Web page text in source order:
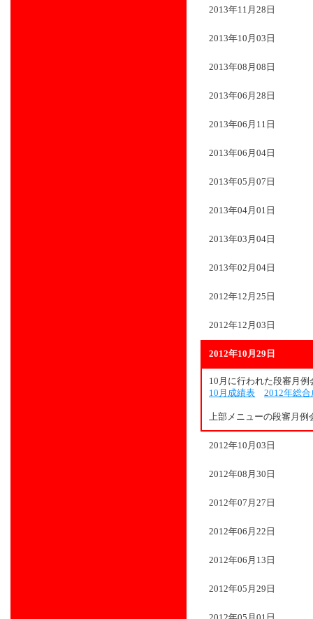
2013年11月28日
2013年10月03日
2013年08月08日
2013年06月28日
2013年06月11日
2013年06月04日
2013年05月07日
2013年04月01日
2013年03月04日
2013年02月04日
2012年12月25日
2012年12月03日
2012年10月29日
10月に行われた段審月
10月成績表
2012年総
上部メニューの段審月例
2012年10月03日
2012年08月30日
2012年07月27日
2012年06月22日
2012年06月13日
2012年05月29日